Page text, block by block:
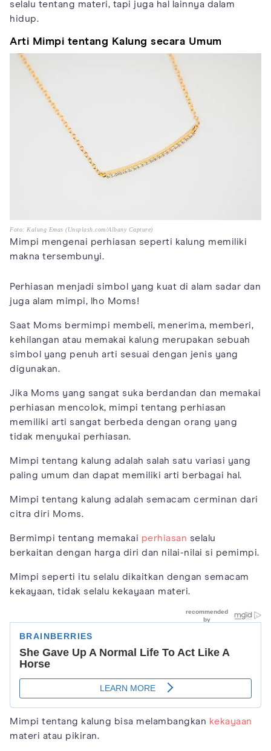
selalu tentang materi, tapi juga hal lainnya dalam
hidup.
Arti Mimpi tentang Kalung secara Umum
Foto: Kalung Emas (Unsplash.com/Albany Capture)
Mimpi mengenai perhiasan seperti kalung memiliki
makna tersembunyi.
Perhiasan menjadi simbol yang kuat di alam sadar dan
juga alam mimpi, lho Moms!
Saat Moms bermimpi membeli, menerima, memberi,
kehilangan atau memakai kalung merupakan sebuah
simbol yang penuh arti sesuai dengan jenis yang
digunakan.
Jika Moms yang sangat suka berdandan dan memakai
perhiasan mencolok, mimpi tentang perhiasan
memiliki arti sangat berbeda dengan orang yang
tidak menyukai perhiasan.
Mimpi tentang kalung adalah salah satu variasi yang
paling umum dan dapat memiliki arti berbagai hal.
Mimpi tentang kalung adalah semacam cerminan dari
citra diri Moms.
Bermimpi tentang memakai perhiasan selalu
berkaitan dengan harga diri dan nilai-nilai si pemimpi.
Mimpi seperti itu selalu dikaitkan dengan semacam
kekayaan, tidak selalu kekayaan materi.
Mimpi tentang kalung bisa melambangkan kekayaan
materi atau pikiran.